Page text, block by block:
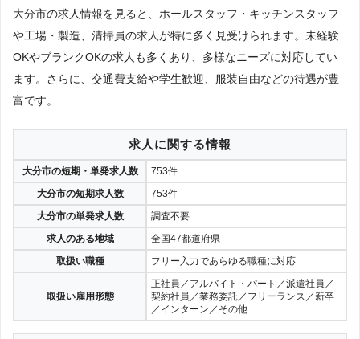
大分市の求人情報を見ると、ホールスタッフ・キッチンスタッフ
や工場・製造、清掃員の求人が特に多く見受けられます。未経験
OKやブランクOKの求人も多くあり、多様なニーズに対応してい
ます。さらに、交通費支給や学生歓迎、服装自由などの待遇が豊
富です。
求人に関する情報
大分市の短期・単発求人数
753件
大分市の短期求人数
753件
大分市の単発求人数
調査不要
求人のある地域
全国47都道府県
取扱い職種
フリー入力であらゆる職種に対応
取扱い雇用形態
正社員／アルバイト・パート／派遣社員／
契約社員／業務委託／フリーランス／新卒
／インターン／その他